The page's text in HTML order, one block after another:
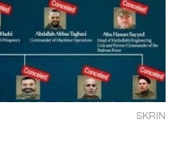
SKRIN